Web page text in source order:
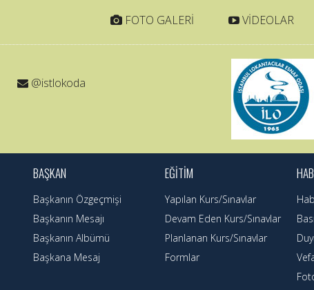
VİDEOLAR
FOTO GALERİ
@istlokoda
BAŞKAN
Başkanın Özgeçmişi
Başkanın Mesajı
Başkanın Albümü
Başkana Mesaj
EĞİTİM
Yapılan Kurs/Sınavlar
Devam Eden Kurs/Sınavlar
Planlanan Kurs/Sınavlar
Formlar